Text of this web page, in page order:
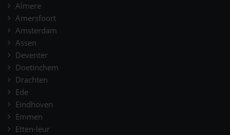
Almere
Amersfoort
Amsterdam
Assen
Deventer
Doetinchem
Drachten
Ede
Eindhoven
Emmen
Etten-leur